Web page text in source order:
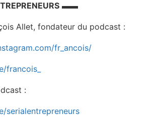
▬▬
Allet, fondateur du podcast :
fr_ancois/
francois_
:
serialentrepreneurs